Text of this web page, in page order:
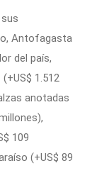
Antofagasta
del país,
1.512
anotadas
109
(+US$ 89